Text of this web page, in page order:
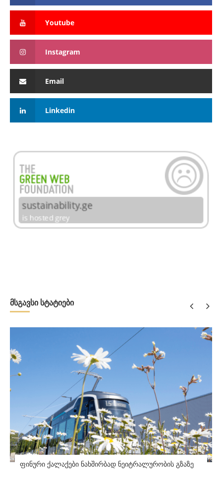
Youtube
Instagram
Email
Linkedin
მსგავსი სტატიები
ფინური ქალაქები ნახშირბად ნეიტრალურობის გზაზე